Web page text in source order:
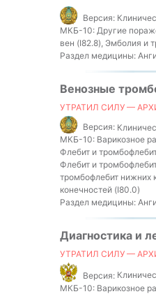
Версия:
МКБ-10: Другие
вен (I82.8), Эмболия и
Раздел медицины:
Венозные
УТРАТИЛ СИЛУ —
Версия:
МКБ-10: Варикозное
Флебит и
Флебит и
тромбофлебит нижних
конечностей (I80.0)
Раздел медицины:
Диагностика и
УТРАТИЛ СИЛУ —
Версия:
МКБ-10: Варикозное